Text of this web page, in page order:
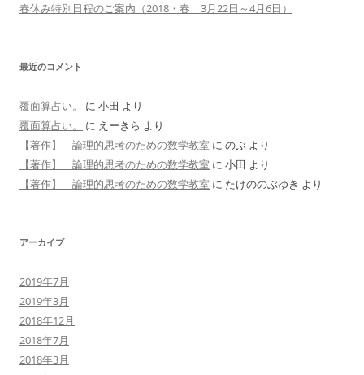
春休み特別日程のご案内（2018・春 3月22日～4月6日）
最近のコメント
覆面算占い。 に 小田 より
覆面算占い。
に えーきら より
【著作】 論理的思考のための数学教室 に のぶ より
【著作】 論理的思考のための数学教室 に 小田 より
【著作】 論理的思考のための数学教室 に たけののぶゆき より
アーカイブ
2019年7月
2019年3月
2018年12月
2018年7月
2018年3月